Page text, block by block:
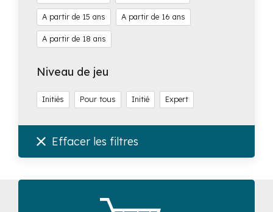
15 16
18
Niveau de jeu
Initiés Pour tous Initié Expert
Effacer les filtres